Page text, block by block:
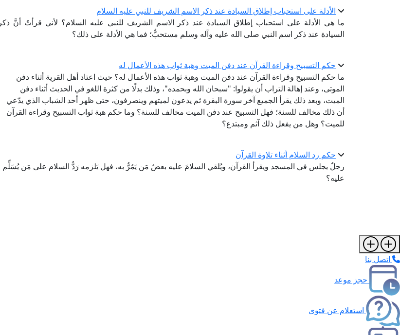
الأدلة على استحباب إطلاق السيادة عند ذكر الاسم الشريف للنبي عليه السلام
ما هي الأدلة على استحباب إطلاق السيادة عند ذكر الاسم الشريف للنبي عليه السلام؟ لأني قرأتُ أنَّ ذكر
السيادة عند ذكر اسم النبي صلى الله عليه وآله وسلم مستحبٌّ؛ فما هي الأدلة على ذلك؟
حكم التسبيح وقراءة القرآن عند دفن الميت وهبة ثواب هذه الأعمال له
ما حكم التسبيح وقراءة القرآن عند دفن الميت وهبة ثواب هذه الأعمال له؟ حيث اعتاد أهل القرية أثناء دفن
الموتى، وعند إهالة التراب أن يقولوا: "سبحان الله وبحمده"، وذلك بدلًا من كثرة اللغو في الحديث أثناء دفن
الميت، وبعد ذلك يقرأ الجميع آخر سورة البقرة ثم يدعون لميتهم وينصرفون، حتى ظهر أحد الشباب الذي يدّعي
أن ذلك مخالف للسنة؛ فهل التسبيح عند دفن الميت مخالف للسنة؟ وما حكم هبة ثواب التسبيح وقراءة القرآن
للميت؟ وهل من يفعل ذلك آثم ومبتدع؟
حكم رد السلام أثناء تلاوة القرآن
رجلٌ يجلس في المسجد ويقرأ القرآن، ويُلقي السلامَ عليه بعضُ مَن يَمُرُّ به، فهل يَلزمه رَدُّ السلام على مَن يُسَلِّم
عليه؟
اتصل بنا
حجز موعد
استعلام عن فتوى